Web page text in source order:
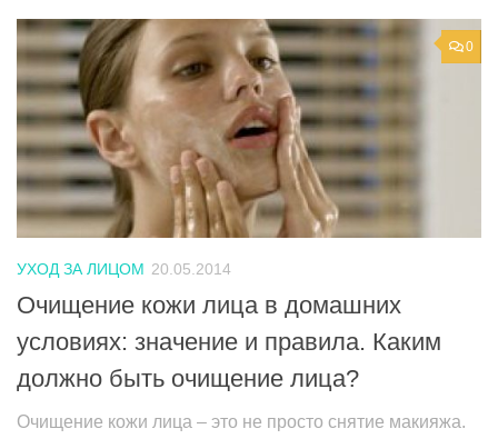
0
УХОД ЗА ЛИЦОМ 20.05.2014
Очищение кожи лица в домашних
условиях: значение и правила. Каким
должно быть очищение лица?
Очищение кожи лица – это не просто снятие макияжа.